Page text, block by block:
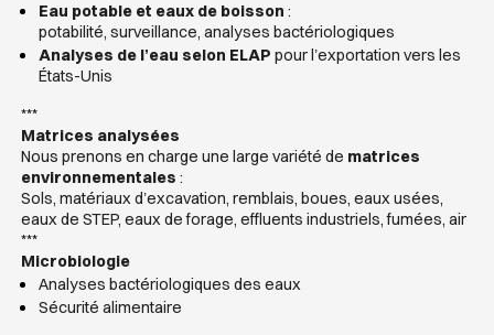
Eau potable et eaux de boisson :
potabilité, surveillance, analyses bactériologiques
Analyses de l’eau selon ELAP pour l’exportation vers les
États-Unis
***
Matrices analysées
Nous prenons en charge une large variété de matrices
environnementales :
Sols, matériaux d’excavation, remblais, boues, eaux usées,
eaux de STEP, eaux de forage, effluents industriels, fumées, air
***
Microbiologie
Analyses bactériologiques des eaux
Sécurité alimentaire